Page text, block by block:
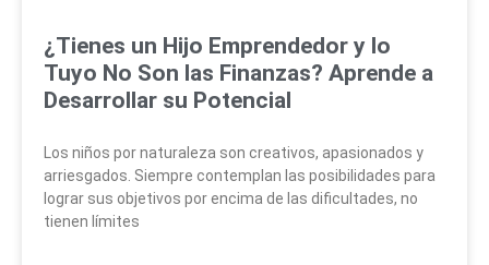
¿Tienes un Hijo Emprendedor y lo
Tuyo No Son las Finanzas? Aprende a
Desarrollar su Potencial
Los niños por naturaleza son creativos, apasionados y
arriesgados. Siempre contemplan las posibilidades para
lograr sus objetivos por encima de las dificultades, no
tienen límites